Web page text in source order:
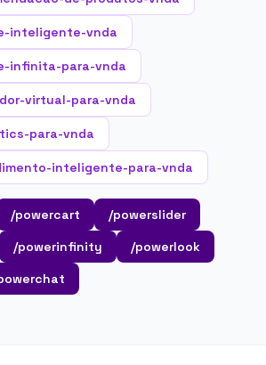
inteligente-vnda
infinita-para-vnda
virtual-para-vnda
para-vnda
inteligente-para-vnda
/powercart
/powerslider
/powerinfinity
/powerlook